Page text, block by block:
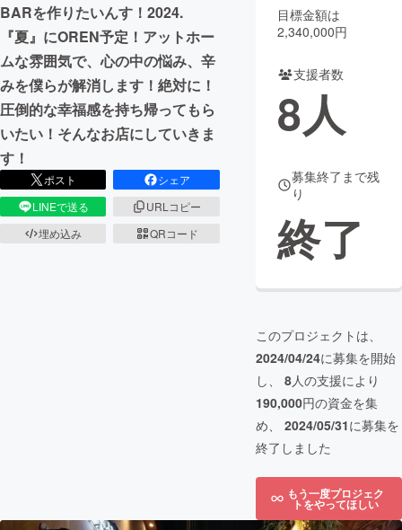
CAMPFIREふるさと納税
コミュニティ
BARを作りたいんす！2024.
『夏』にOREN予定！アットホー
ムな雰囲気で、心の中の悩み、辛
みを僕らが解消します！絶対に！
圧倒的な幸福感を持ち帰ってもら
いたい！そんなお店にしていきま
す！
ポスト
シェア
LINEで送る
URLコピー
埋め込み
QRコード
目標金額は
2,340,000円
支援者数
8人
募集終了まで残
り
終了
このプロジェクトは、
2024/04/24に募集を開始
し、 8人の支援により
190,000円の資金を集
め、 2024/05/31に募集を
終了しました
もう一度プロジェク
トをやってほしい